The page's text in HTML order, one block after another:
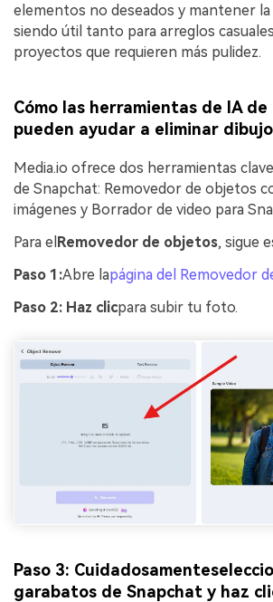
elementos no deseados y mantener la
siendo útil tanto para arreglos
proyectos que requieren más pulidez.
Cómo las herramientas de IA de
pueden ayudar a eliminar
Media.io ofrece dos herramientas
de Snapchat: Removedor de objetos
imágenes y Borrador de video para
Para el Removedor de objetos, sigue
Paso 1:Abre lapágina del Removedor
Paso 2: Haz clicpara subir tu foto.
Paso 3: Cuidadosamente
garabatos de Snapchat y haz